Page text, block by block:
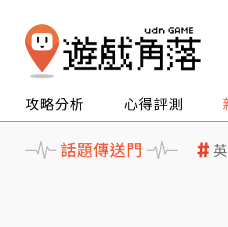
攻略分析 心得評測
話題傳送門